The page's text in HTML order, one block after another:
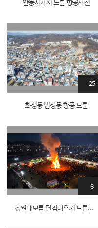
안동시가지 드론 항공사진
화성동 법상동 항공 드론
25
정월대보름 달집태우기 드론항공
8